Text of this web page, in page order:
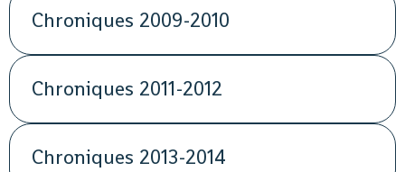
Chroniques 2009-2010
Chroniques 2011-2012
Chroniques 2013-2014